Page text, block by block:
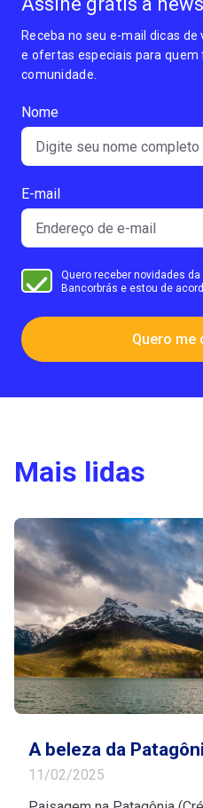
Receba no seu e-mail dicas
e ofertas especiais para
comunidade.
Nome
E-mail
Quero receber novidades
Bancorbrás e estou de
Quero me
Mais lidas
A beleza da
11/02/2025